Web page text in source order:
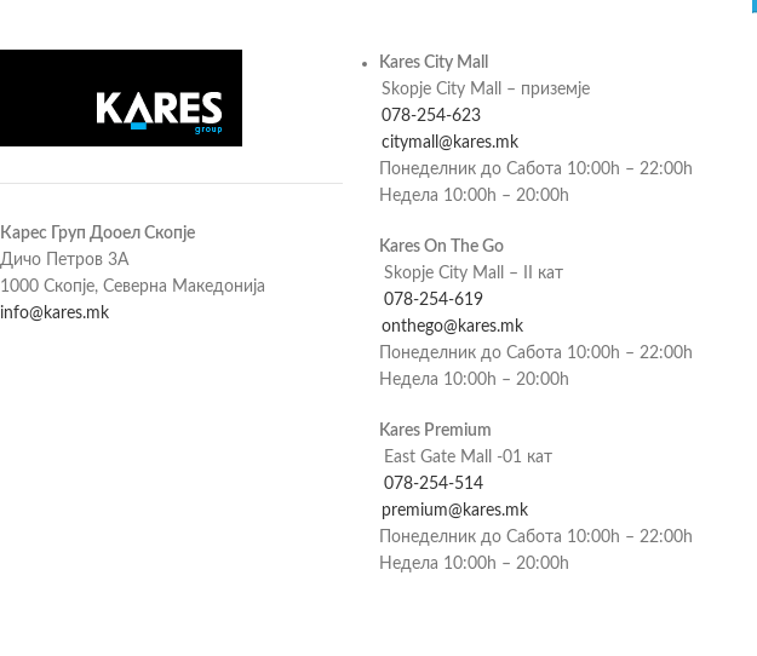
Карес Груп Дооел Скопје
Дичо Петров 3А
1000 Скопје, Северна Македонија
info@kares.mk
Kares City Mall
Skopje City Mall – приземје
078-254-623
citymall@kares.mk
Понеделник до Сабота 10:00h – 22:00h
Недела 10:00h – 20:00h
Kares On The Go
Skopje City Mall – II кат
078-254-619
onthego@kares.mk
Понеделник до Сабота 10:00h – 22:00h
Недела 10:00h – 20:00h
Kares Premium
East Gate Mall -01 кат
078-254-514
premium@kares.mk
Понеделник до Сабота 10:00h – 22:00h
Недела 10:00h – 20:00h